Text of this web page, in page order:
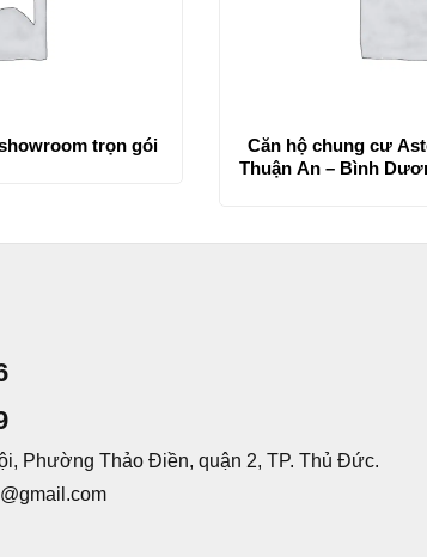
trọn gói
Căn hộ chung cư
Thuận An – Bình
Phường Thảo Điền, quận 2, TP. Thủ Đức.